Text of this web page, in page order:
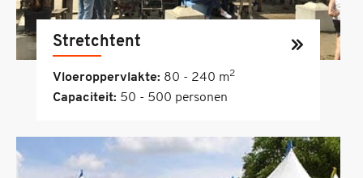
Stretchtent
Vloeroppervlakte: 80 - 240 m2
Capaciteit: 50 - 500 personen